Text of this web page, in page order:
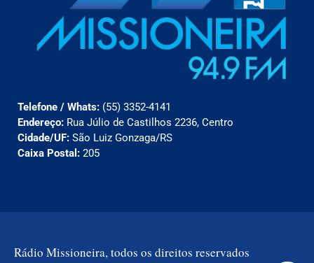
Telefone / Whats: (55) 3352-4141
Endereço: Rua Júlio de Castilhos 2236, Centro
Cidade/UF: São Luiz Gonzaga/RS
Caixa Postal: 205
Rádio Missioneira, todos os direitos reservados